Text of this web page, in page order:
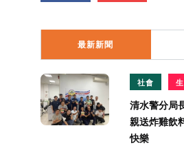
最新新聞
社會
清水警分局
親送炸雞飲
快樂